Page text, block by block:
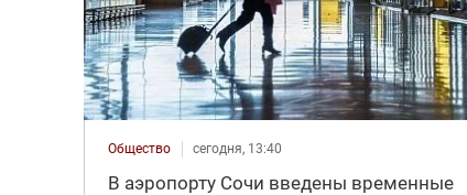
Общество сегодня, 13:40
В аэропорту Сочи введены временные